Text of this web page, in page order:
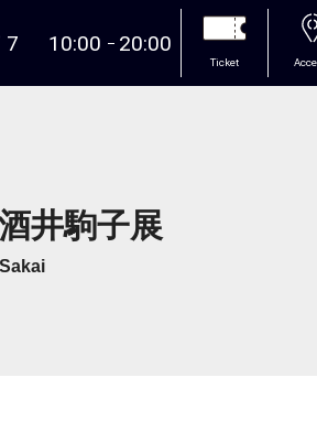
7 10:00 20:00
Ticket
井駒子展